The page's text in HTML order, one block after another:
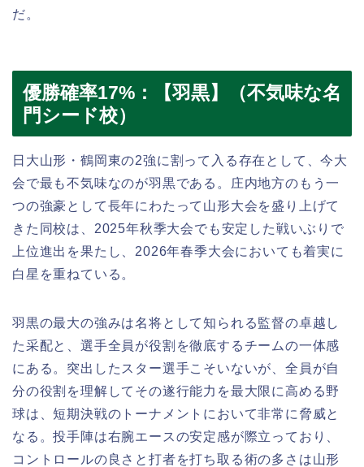
だ。
優勝確率17%：【羽黒】（不気味な名
門シード校）
日大山形・鶴岡東の2強に割って入る存在として、今大
会で最も不気味なのが羽黒である。庄内地方のもう一
つの強豪として長年にわたって山形大会を盛り上げて
きた同校は、2025年秋季大会でも安定した戦いぶりで
上位進出を果たし、2026年春季大会においても着実に
白星を重ねている。
羽黒の最大の強みは名将として知られる監督の卓越し
た采配と、選手全員が役割を徹底するチームの一体感
にある。突出したスター選手こそいないが、全員が自
分の役割を理解してその遂行能力を最大限に高める野
球は、短期決戦のトーナメントにおいて非常に脅威と
なる。投手陣は右腕エースの安定感が際立っており、
コントロールの良さと打者を打ち取る術の多さは山形